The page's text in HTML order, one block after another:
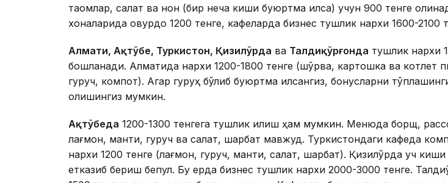
таомлар, салат ва нон (бир неча киши буюртма қилса) учун 900 тенге
хоналарида қовурдоқ 1200 тенге, кафеларда бизнес тушлик нархи 1600-2100
Алмати, Ақтўбе, Туркистон, Қизилўрда ва Талдиқўрғонда тушлик нархи
бошланади. Алматида нархи 1200-1800 тенге (шўрва, картошка ва котлет
гуруч, компот). Агар гуруҳ бўлиб буюртма қилсангиз, бонусларни
олишингиз мумкин.
Ақтўбеда 1200-1300 тенгега тушлик қилиш ҳам мумкин. Менюда борщ,
лағмон, манти, гуруч ва салат, шарбат мавжуд. Туркистондаги кафеда
нархи 1200 тенге (лағмон, гуруч, манти, салат, шарбат). Қизилўрда уч киши
етказиб бериш бепул. Бу ерда бизнес тушлик нархи 2000-3000 тенге.